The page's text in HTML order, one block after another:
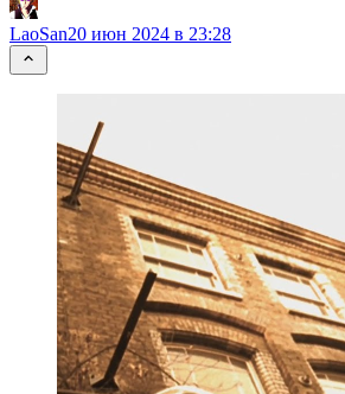
LaoSan20 июн 2024 в 23:28